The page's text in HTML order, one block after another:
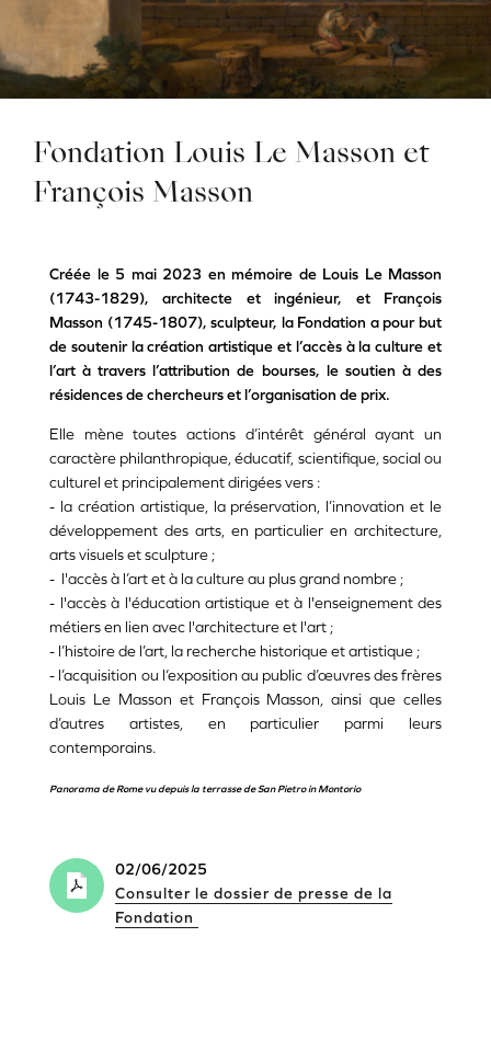
Fondation Louis Le Masson et
François Masson
Créée le 5 mai 2023 en mémoire de Louis Le Masson
(1743-1829), architecte et ingénieur, et François
Masson (1745-1807), sculpteur, la Fondation a pour but
de soutenir la création artistique et l’accès à la culture et
l’art à travers l’attribution de bourses, le soutien à des
résidences de chercheurs et l’organisation de prix.
Elle mène toutes actions d’intérêt général ayant un
caractère philanthropique, éducatif, scientifique, social ou
culturel et principalement dirigées vers :
- la création artistique, la préservation, l’innovation et le
développement des arts, en particulier en architecture,
arts visuels et sculpture ;
- l'accès à l’art et à la culture au plus grand nombre ;
- l'accès à l'éducation artistique et à l'enseignement des
métiers en lien avec l'architecture et l'art ;
- l’histoire de l’art, la recherche historique et artistique ;
- l’acquisition ou l‘exposition au public d’œuvres des frères
Louis Le Masson et François Masson, ainsi que celles
d’autres artistes, en particulier parmi leurs
contemporains.
Panorama de Rome vu depuis la terrasse de San Pietro in Montorio
02/06/2025
Consulter le dossier de presse de la
Fondation